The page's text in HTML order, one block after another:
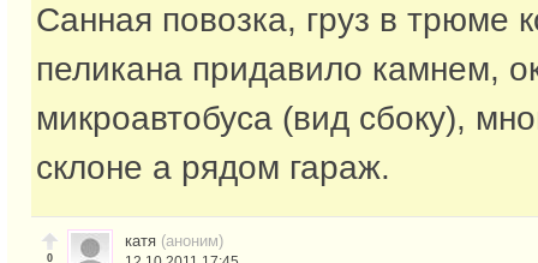
Санная повозка, груз в трюме
пеликана придавило камнем,
микроавтобуса (вид сбоку),
склоне а рядом гараж.
0
катя (аноним)